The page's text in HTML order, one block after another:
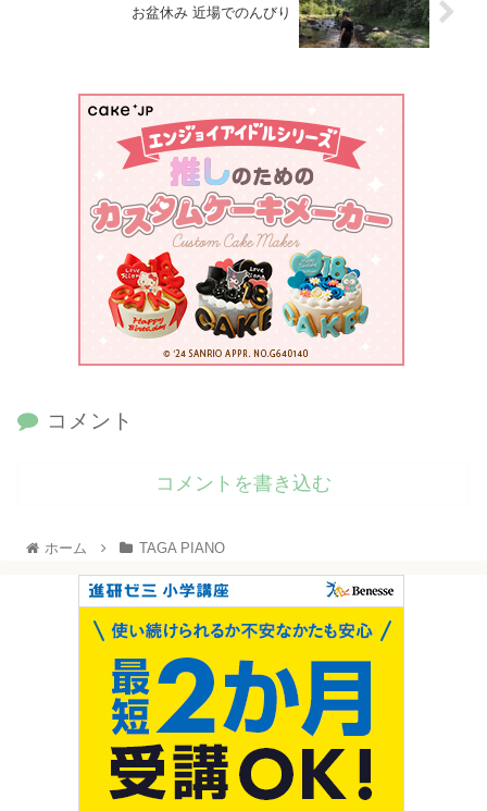
お盆休み 近場でのんびり
コメント
コメントを書き込む
ホーム TAGA PIANO